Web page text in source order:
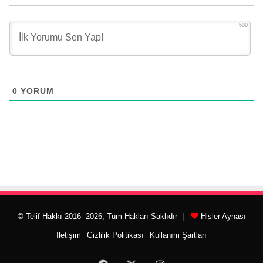
500
0 YORUM
© Telif Hakkı 2016- 2026, Tüm Hakları Saklıdır | Hisler Aynası
İletişim Gizlilik Politikası Kullanım Şartları